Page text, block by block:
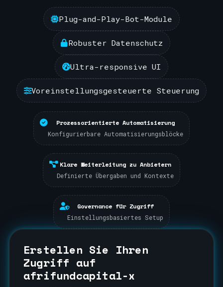
Plug-and-Play-Bot-Module
Robuster Datenschutz
Ultra-responsive UI
Voreinstellungsgesteuerte Steuerung
Prozessorientierte Automatisierung
Konfigurierbare Automatisierungsblöcke
Klare Weiterleitung zu Anbietern
Definierte Übergaben und Kontexte
Governance für Zugriff
Einstellungsbasiertes Setup
Erstellen Sie Ihren
Zugriff auf
afrifundcapital-x